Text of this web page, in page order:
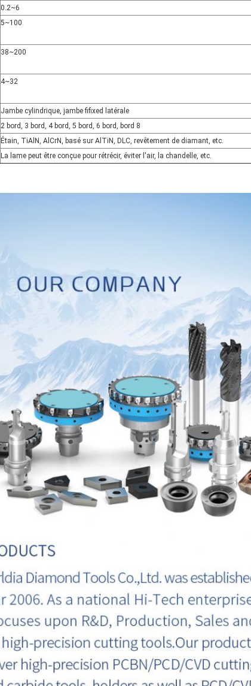
0.2~6
5~100
38~200
4~32
Jambe cylindrique, jambe fifixed latérale
2 bord, 3 bord, 4 bord, 5 bord, 6 bord, bord 8
Étain, TiAlN, AlCrN, basé sur AlTiN, DLC, revêtement de diamant, etc.
La lame peut être conçue pour rétrécir, éviter l'air, la chandelle, etc.